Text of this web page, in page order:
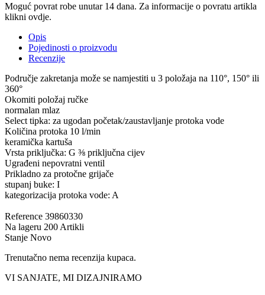
Moguć povrat robe unutar 14 dana. Za informacije o povratu artikla
klikni ovdje.
Opis
Pojedinosti o proizvodu
Recenzije
Područje zakretanja može se namjestiti u 3 položaja na 110°, 150° ili
360°
Okomiti položaj ručke
normalan mlaz
Select tipka: za ugodan početak/zaustavljanje protoka vode
Količina protoka 10 l/min
keramička kartuša
Vrsta priključka: G ⅜ priključna cijev
Ugrađeni nepovratni ventil
Prikladno za protočne grijače
stupanj buke: I
kategorizacija protoka vode: A
Reference 39860330
Na lageru 200 Artikli
Stanje Novo
Trenutačno nema recenzija kupaca.
VI SANJATE, MI DIZAJNIRAMO